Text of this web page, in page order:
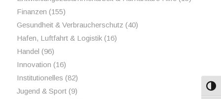
Finanzen (155)
Gesundheit & Verbraucherschutz (40)
Hafen, Luftfahrt & Logistik(16)
Handel (96)
Innovation (16)
Institutionelles (82)
Jugend & Sport(9)